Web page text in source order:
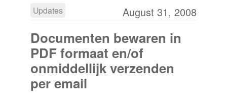
Updates August 31, 2008
Documenten bewaren in
PDF formaat en/of
onmiddellijk verzenden
per email